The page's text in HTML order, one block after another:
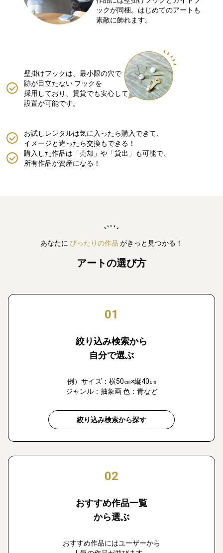
ックが同梱。はじめてのアートも
素敵に飾れます。
壁掛けフックは、最小限の穴で
跡が目立たない フックを
採用しており、賃貸でも安心して
設置が可能です。
購入した作品は「売却」や「貸出」も可能で、
所有作品が資産になる！
お試しレンタルは気に入ったら購入できて、
イメージと違ったら交換もできる！
あなたに ぴったりの作品 がきっと見つかる！
アートの選び方
01
絞り込み検索から
自分で選ぶ
例）サイズ：横50㎝×縦40㎝
ジャンル：抽象画 色：青など
絞り込み検索から探す
02
おすすめ作品一覧
から選ぶ
おすすめ作品にはユーザーから